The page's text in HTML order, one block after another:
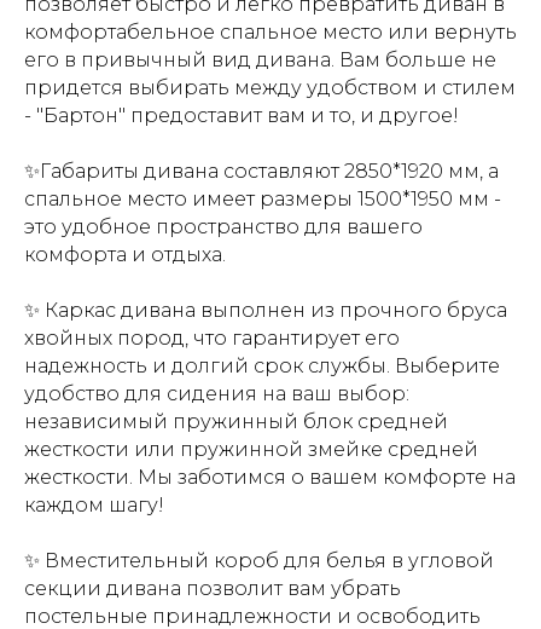
комфортабельное спальное место или вернуть
его в привычный вид дивана. Вам больше не
придется выбирать между удобством и стилем
- "Бартон" предоставит вам и то, и другое!
✨Габариты дивана составляют 2850*1920 мм, а
спальное место имеет размеры 1500*1950 мм -
это удобное пространство для вашего
комфорта и отдыха.
✨ Каркас дивана выполнен из прочного бруса
хвойных пород, что гарантирует его
надежность и долгий срок службы. Выберите
удобство для сидения на ваш выбор:
независимый пружинный блок средней
жесткости или пружинной змейке средней
жесткости. Мы заботимся о вашем комфорте на
каждом шагу!
✨ Вместительный короб для белья в угловой
секции дивана позволит вам убрать
постельные принадлежности и освободить